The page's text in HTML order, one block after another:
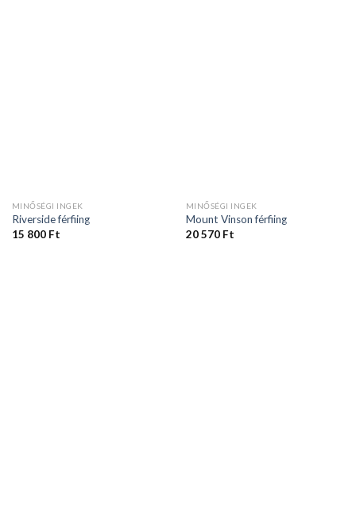
MINŐSÉGI INGEK
Riverside férfiing
15 800 Ft
MINŐSÉGI INGEK
Mount Vinson férfiing
20 570 Ft